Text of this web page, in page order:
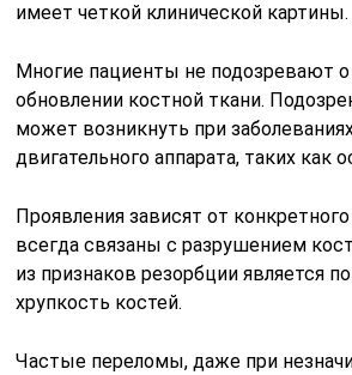
имеет четкой клинической картины.
Многие пациенты не подозревают
обновлении костной ткани.
может возникнуть при
двигательного аппарата, таких как
Проявления зависят от
всегда связаны с разрушением
из признаков резорбции является
хрупкость костей.
Частые переломы, даже при